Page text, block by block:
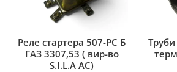
Реле стартера 507-РС Б
ГАЗ 3307,53 ( вир-во
S.I.L.A AC)